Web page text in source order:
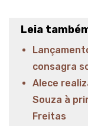
Leia
consagra
Alece
Souza à
Freitas